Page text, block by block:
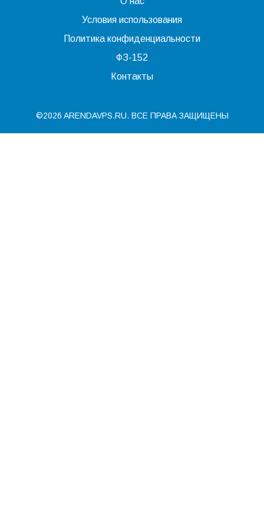
Условия использования
Политика конфиденциальности
ФЗ-152
Контакты
©2026 ARENDAVPS.RU. ВСЕ ПРАВА ЗАЩИЩЕНЫ